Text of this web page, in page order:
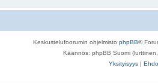
Keskustelufoorumin ohjelmisto phpBB®
Käännös: phpBB Suomi
Yksityisyys